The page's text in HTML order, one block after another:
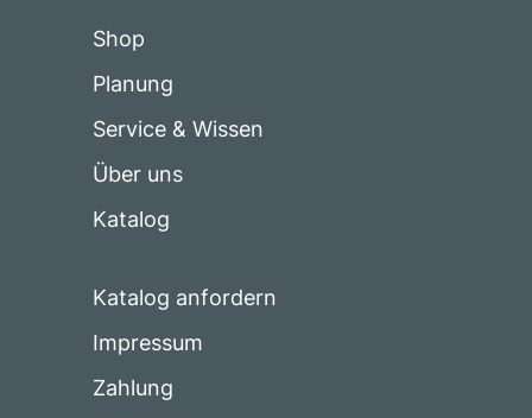
Shop
Planung
Service & Wissen
Über uns
Katalog
Katalog anfordern
Impressum
Zahlung